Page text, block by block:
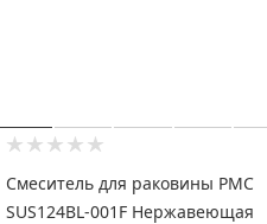
Смеситель для раковины РМС
SUS124BL-001F Нержавеющая